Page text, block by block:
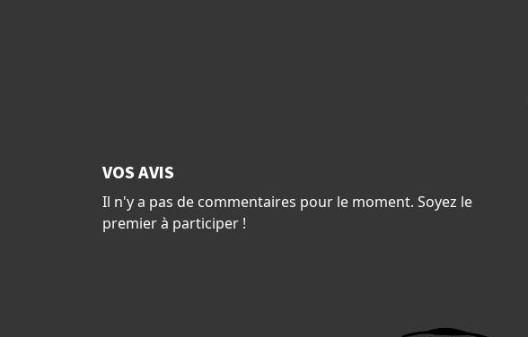
VOS AVIS
Il n'y a pas de commentaires pour le moment. Soyez le
premier à participer !